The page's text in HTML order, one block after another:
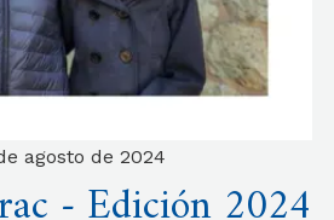
agosto de 2024